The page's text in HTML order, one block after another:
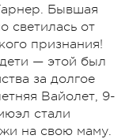
. Бывшая
светилась от
признания!
— этой был
за долгое
Вайолет, 9-
стали
на свою маму.